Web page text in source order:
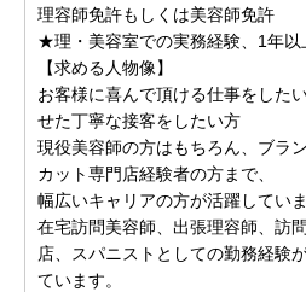
理容師免許もしくは美容師免許
★理・美容室での実務経験、1年以
【求める人物像】
お客様に喜んで頂ける仕事をした
せた丁寧な接客をしたい方
現役美容師の方はもちろん、ブラ
カット専門店経験者の方まで、
幅広いキャリアの方が活躍していま
在宅訪問美容師、出張理容師、訪
店、スパニストとしての勤務経験
ています。